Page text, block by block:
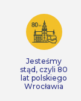
Jesteśmy
stąd, czyli 80
lat polskiego
Wrocławia